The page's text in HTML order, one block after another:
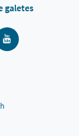
galetes